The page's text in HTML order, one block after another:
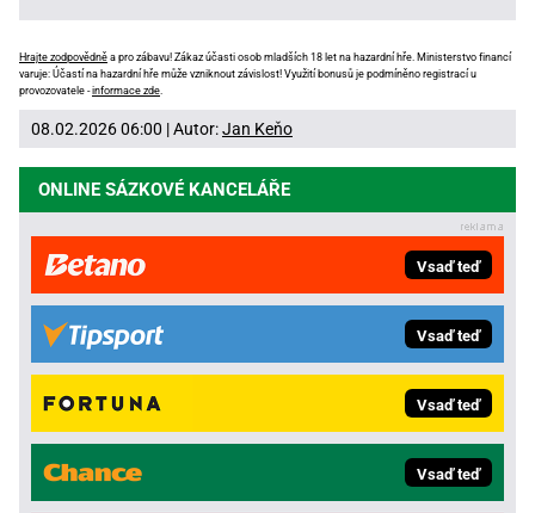
Hrajte zodpovědně a pro zábavu! Zákaz účasti osob mladších 18 let na hazardní hře. Ministerstvo financí
varuje: Účastí na hazardní hře může vzniknout závislost! Využití bonusů je podmíněno registrací u
provozovatele -informace zde.
08.02.2026 06:00 | Autor:Jan Keňo
ONLINE SÁZKOVÉ KANCELÁŘE
Vsaď teď
Vsaď teď
Vsaď teď
Vsaď teď